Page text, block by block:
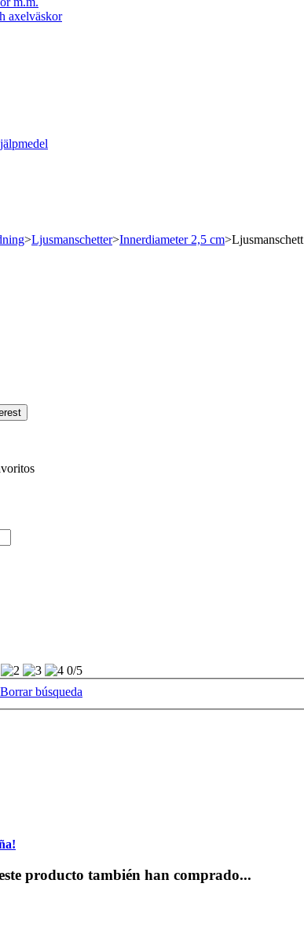
axelväskor
>Ljusmanschetter>Innerdiameter 2,5 cm>Ljusmanschett
0/5
Borrar búsqueda
producto también han comprado...